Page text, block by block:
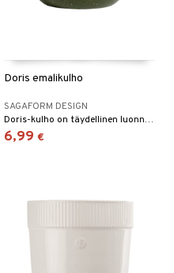
Doris emalikulho
SAGAFORM DESIGN
Doris-kulho on täydellinen luonnossa liikkuessa, eväsretkellä tai laivalla.
6,99 €